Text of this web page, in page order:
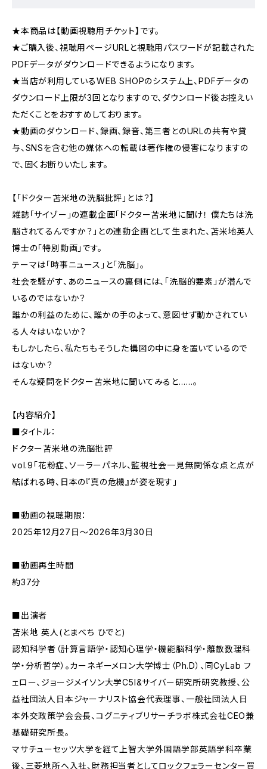
★本商品は【動画視聴用チケット】です。
★ご購入後、視聴用ページURLと視聴用パスワードが記載された
PDFデータがダウンロードできるようになります。
★当店が利用しているWEB SHOPのシステム上、PDFデータの
ダウンロード上限が3回となりますので、ダウンロード後お控えい
ただくことをおすすめしております。
★動画のダウンロード、録画、録音、第三者とのURLの共有や貸
与、SNSを含む他の媒体への転載は著作権の侵害になりますの
で、固くお断りいたします。
【「ドクター苫米地の洗脳批評」とは？】
雑誌「サイゾー」の連載企画「ドクター苫米地に聞け！ 僕たちは洗
脳されてるんですか？」との連動企画として生まれた、苫米地英人
博士の「特別動画」です。
テーマは「時事ニュース」と「洗脳」。
社会を騒がす、あのニュースの裏側には、「洗脳的要素」が潜んで
いるのではないか？
誰かの利益のために、誰かの手のよって、意図せず動かされてい
る人々はいないか？
もしかしたら、私たちもそうした構図の中に身を置いているので
はないか？
そんな疑問をドクター苫米地に聞いてみると……。
【内容紹介】
■タイトル：
ドクター苫米地の洗脳批評
vol.9「花粉症、ソーラーパネル、監視社会――一見無関係な点と点が
結ばれる時、日本の『真の危機』が姿を現す」
■動画の視聴期限：
2025年12月27日～2026年3月30日
■動画再生時間
約37分
■出演者
苫米地 英人(とまべち ひでと)
認知科学者（計算言語学・認知心理学・機能脳科学・離散数理科
学・分析哲学）。カーネギーメロン大学博士（Ph.D）、同CyLab フ
ェロー、ジョージメイソン大学C5I&サイバー研究所研究教授、公
益社団法人日本ジャーナリスト協会代表理事、一般社団法人日
本外交政策学会会長、コグニティブリサーチラボ株式会社CEO兼
基礎研究所長。
マサチューセッツ大学を経て上智大学外国語学部英語学科卒業
後、三菱地所へ入社、財務担当者としてロックフェラーセンター買